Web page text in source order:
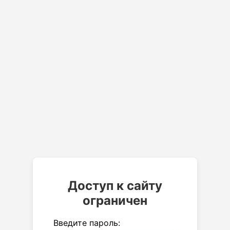
Доступ к сайту
ограничен
Введите пароль: